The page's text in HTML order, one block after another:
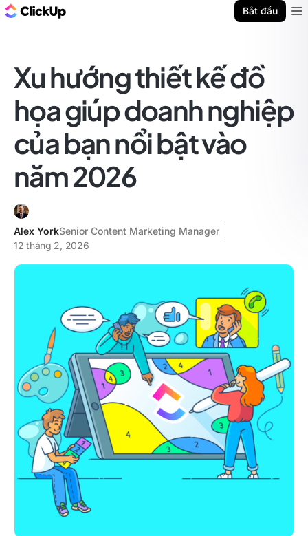
Bắt đầu
Xu hướng thiết kế đồ
họa giúp doanh nghiệp
của bạn nổi bật vào
năm 2026
Alex YorkSenior Content Marketing Manager
12 tháng 2, 2026